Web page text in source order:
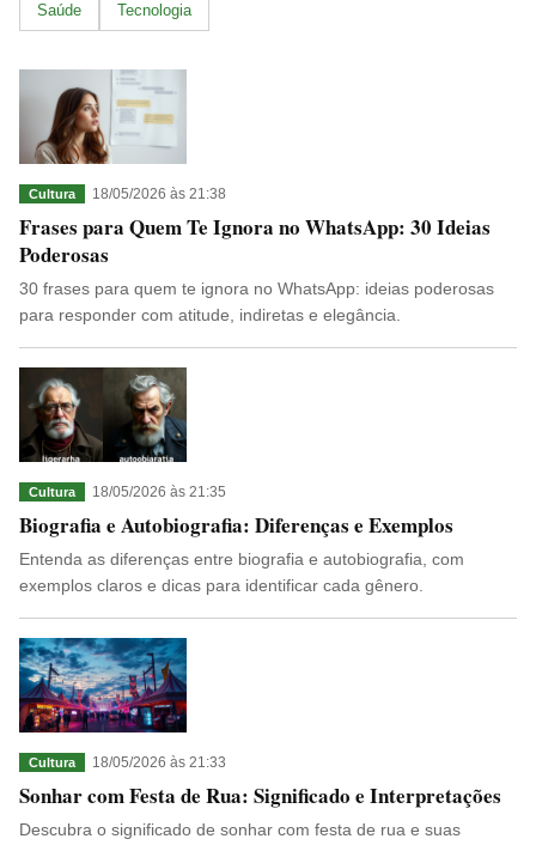
Saúde Tecnologia
Cultura 18/05/2026 às 21:38
Frases para Quem Te Ignora no WhatsApp: 30 Ideias
Poderosas
30 frases para quem te ignora no WhatsApp: ideias poderosas
para responder com atitude, indiretas e elegância.
Cultura 18/05/2026 às 21:35
Biografia e Autobiografia: Diferenças e Exemplos
Entenda as diferenças entre biografia e autobiografia, com
exemplos claros e dicas para identificar cada gênero.
Cultura 18/05/2026 às 21:33
Sonhar com Festa de Rua: Significado e Interpretações
Descubra o significado de sonhar com festa de rua e suas